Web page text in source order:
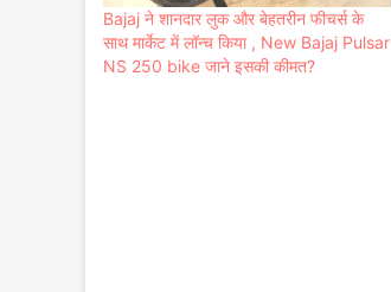
Bajaj ने शानदार लुक और बेहतरीन फीचर्स के
साथ मार्केट में लॉन्च किया , New Bajaj Pulsar
NS 250 bike जाने इसकी कीमत?